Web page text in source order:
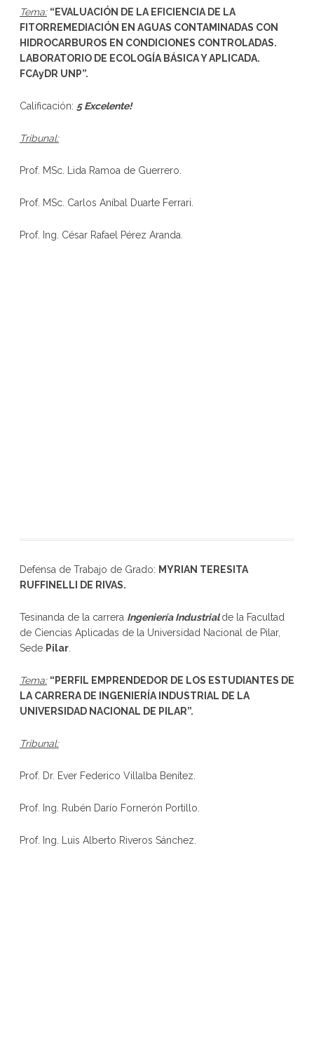
Tema: “EVALUACIÓN DE LA EFICIENCIA DE LA
FITORREMEDIACIÓN EN AGUAS CONTAMINADAS CON
HIDROCARBUROS EN CONDICIONES CONTROLADAS.
LABORATORIO DE ECOLOGÍA BÁSICA Y APLICADA.
FCAyDR UNP”.
Calificación: 5 Excelente!
Tribunal:
Prof. MSc. Lida Ramoa de Guerrero.
Prof. MSc. Carlos Aníbal Duarte Ferrari.
Prof. Ing. César Rafael Pérez Aranda.
Defensa de Trabajo de Grado: MYRIAN TERESITA
RUFFINELLI DE RIVAS.
Tesinanda de la carrera Ingeniería Industrialde la Facultad
de Ciencias Aplicadas de la Universidad Nacional de Pilar,
Sede Pilar.
Tema: “ PERFIL EMPRENDEDOR DE LOS ESTUDIANTES DE
LA CARRERA DE INGENIERÍA INDUSTRIAL DE LA
UNIVERSIDAD NACIONAL DE PILAR”.
Tribunal:
Prof. Dr. Ever Federico Villalba Benítez.
Prof. Ing. Rubén Darío Fornerón Portillo.
Prof. Ing. Luis Alberto Riveros Sánchez.